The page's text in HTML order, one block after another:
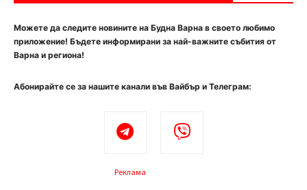
Можете да следите новините на Будна Варна в своето любимо
приложение! Бъдете информирани за най-важните събития от
Варна и региона!
Абонирайте се за нашите канали във Вайбър и Телеграм:
Реклама